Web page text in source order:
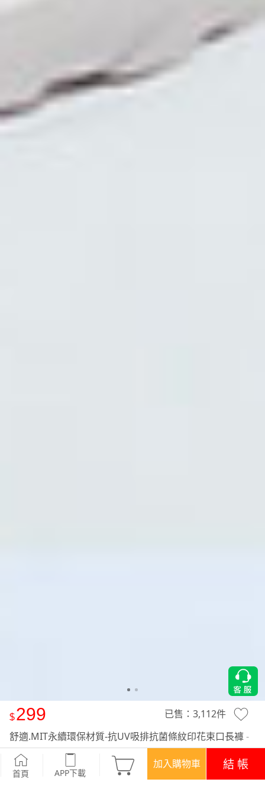
首頁 APP下載
加入購物車 結 帳
299 已售： 3,112件
舒適.MIT永續環保材質-抗UV吸排抗菌條紋印花束口長褲-
黑